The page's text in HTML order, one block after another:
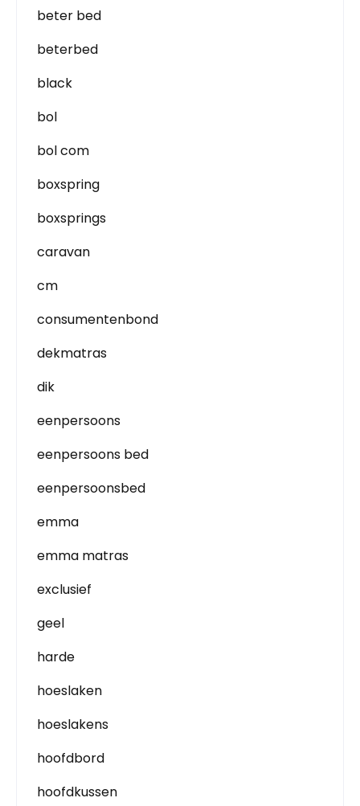
beter bed
beterbed
black
bol
bol com
boxspring
boxsprings
caravan
cm
consumentenbond
dekmatras
dik
eenpersoons
eenpersoons bed
eenpersoonsbed
emma
emma matras
exclusief
geel
harde
hoeslaken
hoeslakens
hoofdbord
hoofdkussen